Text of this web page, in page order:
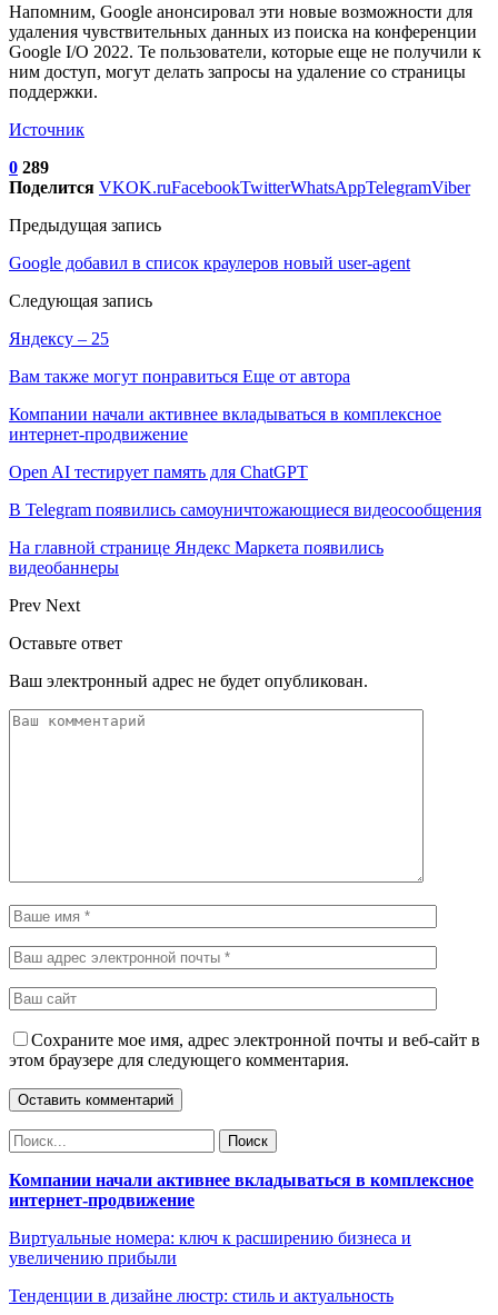
Напомним, Google анонсировал эти новые возможности для
удаления чувствительных данных из поиска на конференции
Google I/O 2022. Те пользователи, которые еще не получили к
ним доступ, могут делать запросы на удаление со страницы
поддержки.
Источник
0 289
Поделится VKOK.ruFacebookTwitterWhatsAppTelegramViber
Предыдущая запись
Google добавил в список краулеров новый user-agent
Следующая запись
Яндексу – 25
Вам также могут понравиться Еще от автора
Компании начали активнее вкладываться в комплексное
интернет-продвижение
Open AI тестирует память для ChatGPT
В Telegram появились самоуничтожающиеся видеосообщения
На главной странице Яндекс Маркета появились
видеобаннеры
Prev Next
Оставьте ответ
Ваш электронный адрес не будет опубликован.
Сохраните мое имя, адрес электронной почты и веб-сайт в
этом браузере для следующего комментария.
Компании начали активнее вкладываться в комплексное
интернет-продвижение
Виртуальные номера: ключ к расширению бизнеса и
увеличению прибыли
Тенденции в дизайне люстр: стиль и актуальность